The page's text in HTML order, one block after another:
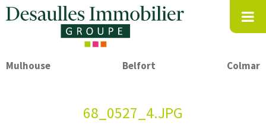
Mulhouse Belfort Colmar
68_0527_4.JPG